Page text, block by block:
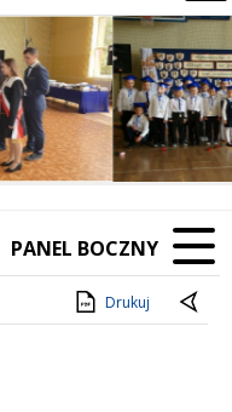
PANEL BOCZNY
Drukuj